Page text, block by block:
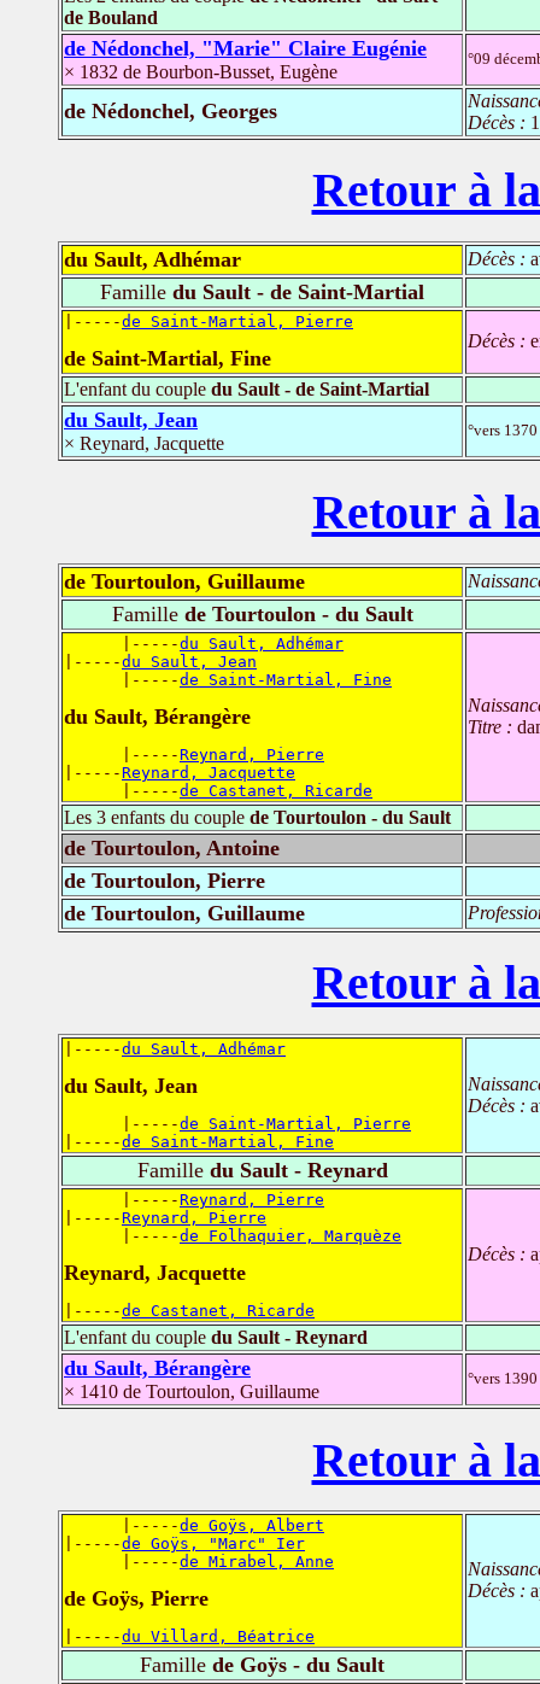
de Bouland
de Nédonchel, "Marie" Claire Eugénie
× 1832 de Bourbon-Busset, Eugène
°09
de Nédonchel, Georges
Décès :
Retour à
du Sault, Adhémar Décès :
Famille du Sault - de Saint-Martial
|-----de Saint-Martial, Pierre
de Saint-Martial, Fine
Décès :
L'enfant du couple du Sault - de Saint-Martial
du Sault, Jean
× Reynard, Jacquette
°vers
Retour à
de Tourtoulon, Guillaume
Famillede Tourtoulon - du Sault
      |-----
du Sault, Adhémar
|-----du Sault, Jean
      |-----
de Saint-Martial, Fine
du Sault, Bérangère
      |-----
Reynard, Pierre
|-----Reynard, Jacquette
      |-----
de Castanet, Ricarde
Titre :
Les 3 enfants du couple de Tourtoulon - du Sault
de Tourtoulon, Antoine
de Tourtoulon, Pierre
de Tourtoulon, Guillaume
Retour à
|-----du Sault, Adhémar
du Sault, Jean
      |-----
de Saint-Martial, Pierre
|-----de Saint-Martial, Fine
Décès :
Familledu Sault - Reynard
      |-----
Reynard, Pierre
|-----Reynard, Pierre
      |-----
de Folhaquier, Marquèze
Reynard, Jacquette
|-----de Castanet, Ricarde
Décès :
L'enfant du couple du Sault - Reynard
du Sault, Bérangère
× 1410 de Tourtoulon, Guillaume
°vers
Retour à
      |-----
de Goÿs, Albert
|-----de Goÿs, "Marc" Ier
      |-----
de Mirabel, Anne
de Goÿs, Pierre
|-----du Villard, Béatrice
Décès :
Famille de Goÿs - du Sault